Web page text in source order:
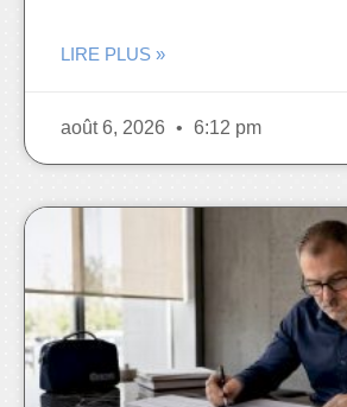
LIRE PLUS »
août 6, 2026 6:12 pm